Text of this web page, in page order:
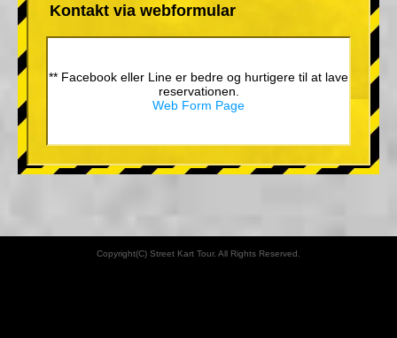
Kontakt via webformular
** Facebook eller Line er bedre og hurtigere til at lave
reservationen.
Web Form Page
Copyright(C) Street Kart Tour. All Rights Reserved.